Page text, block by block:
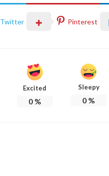
Twitter Pinterest
Excited
0%
Sleepy
0 %